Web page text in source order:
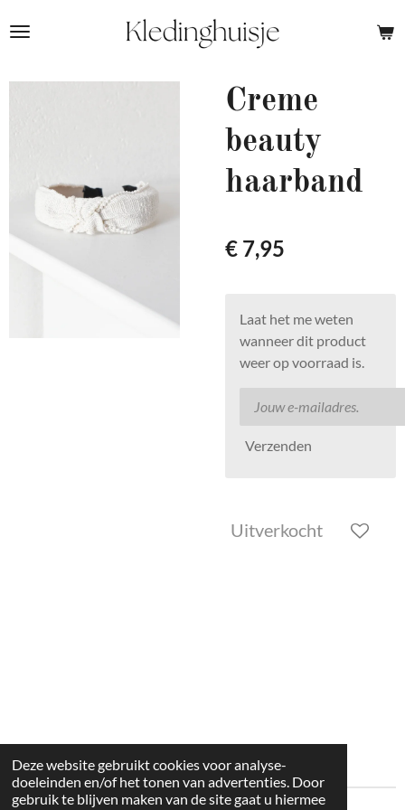
Deze website gebruikt cookies voor analyse-
doeleinden en/of het tonen van advertenties. Door
gebruik te blijven maken van de site gaat u hiermee
direct
de
Creme
beauty
haarband
€ 7,95
Laat het me weten
wanneer dit product
weer op voorraad is.
Verzenden
Uitverkocht